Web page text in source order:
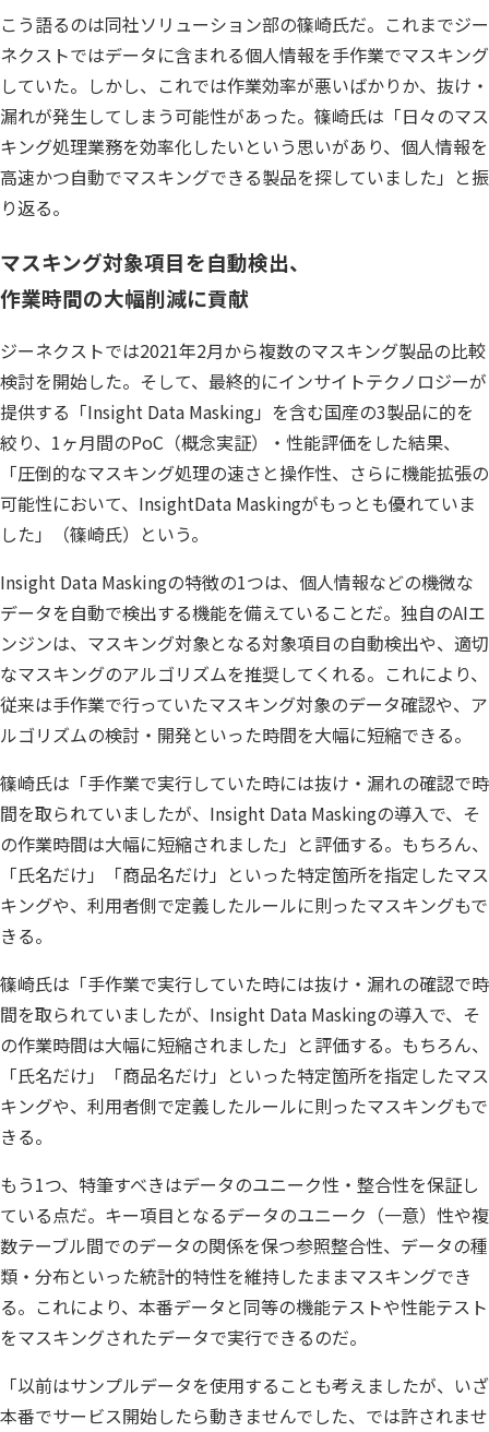
こう語るのは同社ソリューション部の篠崎氏だ。これまでジー
ネクストではデータに含まれる個人情報を手作業でマスキング
していた。しかし、これでは作業効率が悪いばかりか、抜け・
漏れが発生してしまう可能性があった。篠崎氏は「日々のマス
キング処理業務を効率化したいという思いがあり、個人情報を
高速かつ自動でマスキングできる製品を探していました」と振
り返る。
マスキング対象項目を自動検出、
作業時間の大幅削減に貢献
ジーネクストでは2021年2月から複数のマスキング製品の比較
検討を開始した。そして、最終的にインサイトテクノロジーが
提供する「Insight Data Masking」を含む国産の3製品に的を
絞り、1ヶ月間のPoC（概念実証）・性能評価をした結果、
「圧倒的なマスキング処理の速さと操作性、さらに機能拡張の
可能性において、InsightData Maskingがもっとも優れていま
した」（篠崎氏）という。
Insight Data Maskingの特徴の1つは、個人情報などの機微な
データを自動で検出する機能を備えていることだ。独自のAIエ
ンジンは、マスキング対象となる対象項目の自動検出や、適切
なマスキングのアルゴリズムを推奨してくれる。これにより、
従来は手作業で行っていたマスキング対象のデータ確認や、ア
ルゴリズムの検討・開発といった時間を大幅に短縮できる。
篠崎氏は「手作業で実行していた時には抜け・漏れの確認で時
間を取られていましたが、Insight Data Maskingの導入で、そ
の作業時間は大幅に短縮されました」と評価する。もちろん、
「氏名だけ」「商品名だけ」といった特定箇所を指定したマス
キングや、利用者側で定義したルールに則ったマスキングもで
きる。
篠崎氏は「手作業で実行していた時には抜け・漏れの確認で時
間を取られていましたが、Insight Data Maskingの導入で、そ
の作業時間は大幅に短縮されました」と評価する。もちろん、
「氏名だけ」「商品名だけ」といった特定箇所を指定したマス
キングや、利用者側で定義したルールに則ったマスキングもで
きる。
もう1つ、特筆すべきはデータのユニーク性・整合性を保証し
ている点だ。キー項目となるデータのユニーク（一意）性や複
数テーブル間でのデータの関係を保つ参照整合性、データの種
類・分布といった統計的特性を維持したままマスキングでき
る。これにより、本番データと同等の機能テストや性能テスト
をマスキングされたデータで実行できるのだ。
「以前はサンプルデータを使用することも考えましたが、いざ
本番でサービス開始したら動きませんでした、では許されませ